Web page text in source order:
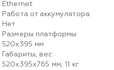
Ethernet
Работа от аккумулятора:
Нет
Размеры платформы:
520х395 мм
Габариты, вес:
520х395х765 мм, 11 кг